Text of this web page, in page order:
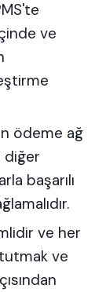
ve
ödeme ağ
diğer
başarılı
ve her
ve